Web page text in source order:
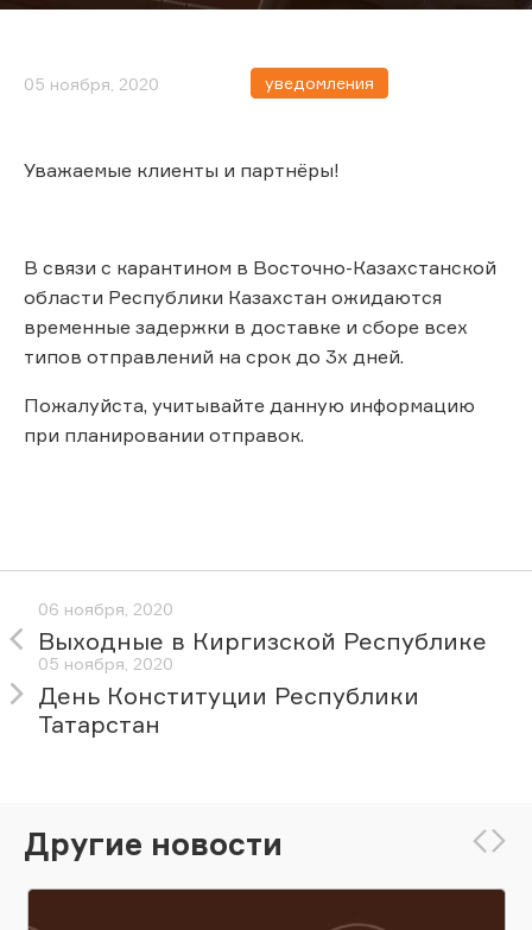
05 ноября, 2020 уведомления
Уважаемые клиенты и партнёры!
В связи с карантином в Восточно-Казахстанской
области Республики Казахстан ожидаются
временные задержки в доставке и сборе всех
типов отправлений на срок до 3х дней.
Пожалуйста, учитывайте данную информацию
при планировании отправок.
06 ноября, 2020
Выходные в Киргизской Республике
05 ноября, 2020
День Конституции Республики
Татарстан
Другие новости